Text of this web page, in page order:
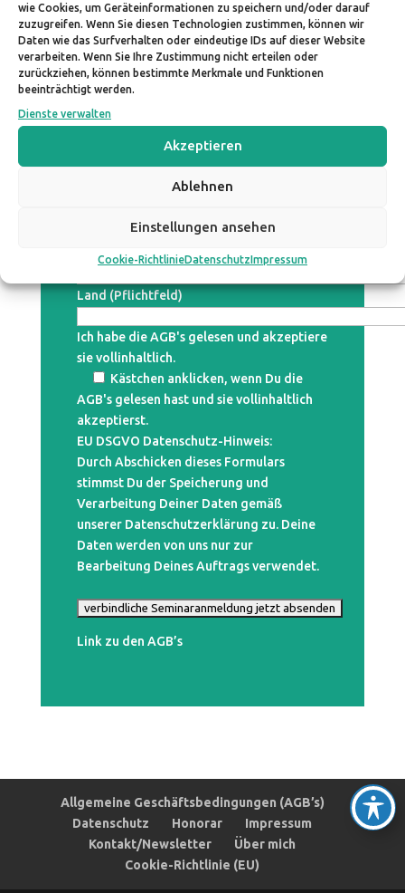
wie Cookies, um Geräteinformationen zu speichern und/oder darauf
zuzugreifen. Wenn Sie diesen Technologien zustimmen, können wir
Daten wie das Surfverhalten oder eindeutige IDs auf dieser Website
verarbeiten. Wenn Sie Ihre Zustimmung nicht erteilen oder
zurückziehen, können bestimmte Merkmale und Funktionen
beeinträchtigt werden.
Dienste verwalten
Akzeptieren
Ablehnen
Einstellungen ansehen
Cookie-RichtlinieDatenschutzImpressum
Nachname (Pflichtfeld)
E-Mail-Adresse (Pflichtfeld)
Telefonnummer (Pflichtfeld)
Strasse und Hausnummer (Pflichtfeld)
Ort (Pflichtfeld)
Land (Pflichtfeld)
Ich habe die AGB's gelesen und akzeptiere
sie vollinhaltlich.
Kästchen anklicken, wenn Du die
AGB's gelesen hast und sie vollinhaltlich
akzeptierst.
EU DSGVO Datenschutz-Hinweis:
Durch Abschicken dieses Formulars
stimmst Du der Speicherung und
Verarbeitung Deiner Daten gemäß
unserer Datenschutzerklärung zu. Deine
Daten werden von uns nur zur
Bearbeitung Deines Auftrags verwendet.
Link zu den AGB’s
Allgemeine Geschäftsbedingungen (AGB’s)
Datenschutz
Honorar
Impressum
Kontakt/Newsletter
Über mich
Cookie-Richtlinie (EU)